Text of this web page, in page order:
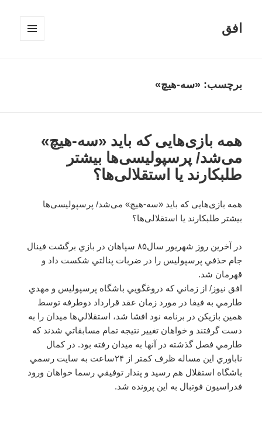
افق
برچسب:«سه-هیچ»
همه بازی‌هایی که باید «سه-هیچ»
می‌شد/ پرسپولیسی‌ها بیشتر
طلبکارند یا استقلالی‌ها؟
همه بازی‌هایی که باید «سه-هیچ» می‌شد/ پرسپولیسی‌ها
بیشتر طلبکارند یا استقلالی‌ها؟
در آخرين روز شهريور سال۸۵ سپاهان در بازي برگشت فينال
جام حذفي پرسپوليس را در ضربات پنالتي شكست داد و
قهرمان شد.
افق نیوز/ از زماني كه دروغگويي باشگاه پرسپوليس و مهدي
طارمي به فيفا در مورد زمان عقد قرارداد دوطرفه توسط
همين بازيكن در برنامه نود افشا شد، استقلالي‌ها ميدان را به
دست گرفتند و خواهان تغيير نتيجه تمام مسابقاتي شدند كه
طارمي فصل گذشته در آنها به ميدان رفته بود. در كمال
ناباوري اين مساله ظرف كمتر از ۲۴ساعت به سايت رسمي
باشگاه استقلال هم رسيد و پندار توفيقي رسما خواهان ورود
فدراسيون فوتبال به اين پرونده شد.